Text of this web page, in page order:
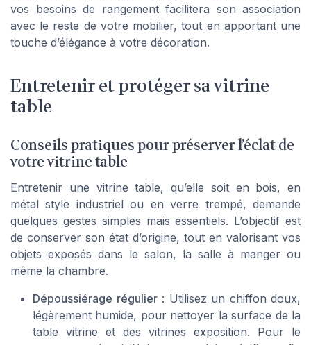
vos besoins de rangement facilitera son association
avec le reste de votre mobilier, tout en apportant une
touche d’élégance à votre décoration.
Entretenir et protéger sa vitrine
table
Conseils pratiques pour préserver l’éclat de
votre vitrine table
Entretenir une vitrine table, qu’elle soit en bois, en
métal style industriel ou en verre trempé, demande
quelques gestes simples mais essentiels. L’objectif est
de conserver son état d’origine, tout en valorisant vos
objets exposés dans le salon, la salle à manger ou
même la chambre.
Dépoussiérage régulier: Utilisez un chiffon doux,
légèrement humide, pour nettoyer la surface de la
table vitrine et des vitrines exposition. Pour le